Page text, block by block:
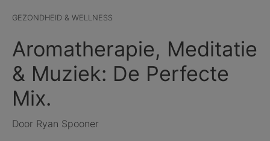
GEZONDHEID & WELLNESS
Aromatherapie, Meditatie
& Muziek: De Perfecte
Mix.
Door Ryan Spooner